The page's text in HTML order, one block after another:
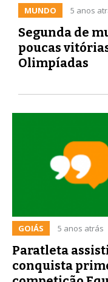
MUNDO 5 anos
Segunda de
poucas
Olimpíadas
GOIÁS 5 anos atrás
Paratleta
conquista